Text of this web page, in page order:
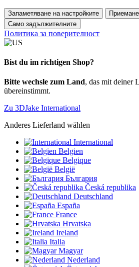
Запаметяване на настройките
Приемане
Само задължителните
Политика за поверителност
Bist du im richtigen Shop?
Bitte wechsle zum Land, das mit deiner
übereinstimmt.
Zu 3DJake International
Anderes Lieferland wählen
International
Belgien
Belgique
België
България
Česká republika
Deutschland
España
France
Hrvatska
Ireland
Italia
Magyar
Nederland